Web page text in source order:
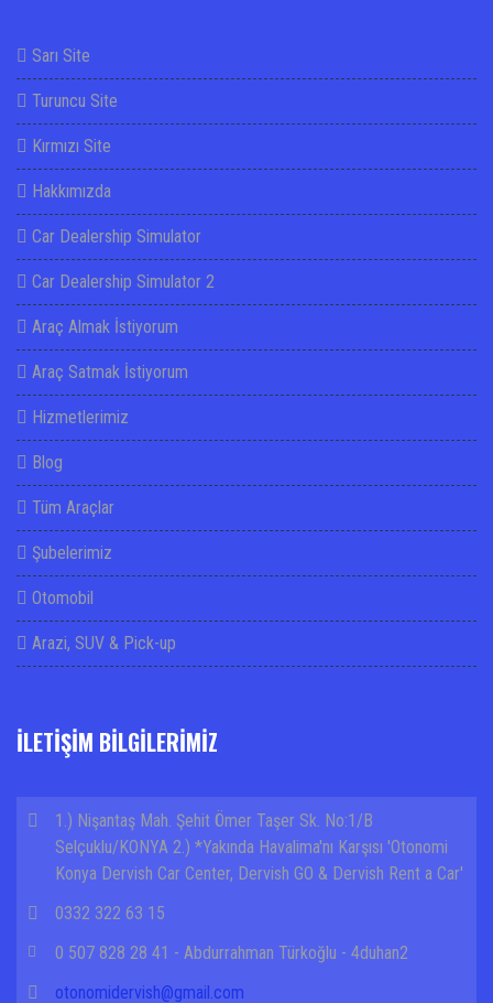
Sarı Site
Turuncu Site
Kırmızı Site
Hakkımızda
Car Dealership Simulator
Car Dealership Simulator 2
Araç Almak İstiyorum
Araç Satmak İstiyorum
Hizmetlerimiz
Blog
Tüm Araçlar
Şubelerimiz
Otomobil
Arazi, SUV & Pick-up
İLETİŞİM BİLGİLERİMİZ
1.) Nişantaş Mah. Şehit Ömer Taşer Sk. No:1/B
Selçuklu/KONYA 2.) *Yakında Havalima'nı Karşısı 'Otonomi
Konya Dervish Car Center, Dervish GO & Dervish Rent a Car'
0332 322 63 15
0 507 828 28 41 - Abdurrahman Türkoğlu - 4duhan2
otonomidervish@gmail.com